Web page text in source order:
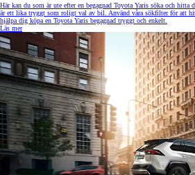
Här kan du som är ute efter en begagnad Toyota Yaris söka och hitta
är ett lika tryggt som roligt val av bil. Använd våra sökfilter för att
hjälpa dig köpa en Toyota Yaris begagnad tryggt och enkelt.
Läs mer